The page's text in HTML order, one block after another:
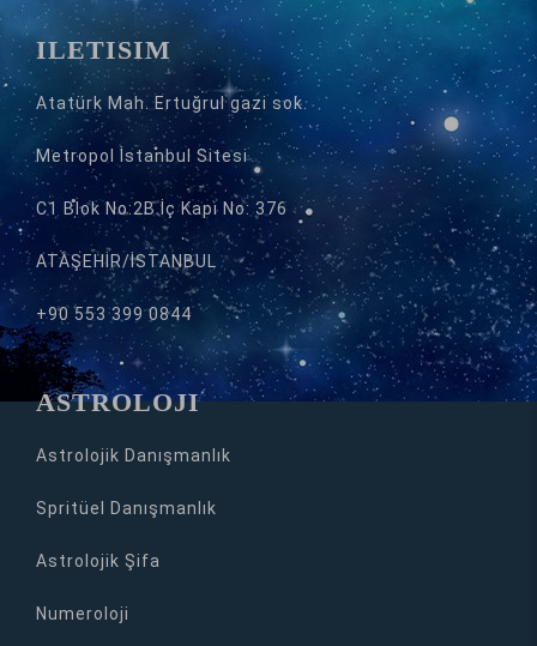
İLETİŞİM
Atatürk Mah. Ertuğrul gazi sok.
Metropol İstanbul Sitesi
C1 Blok No:2B İç Kapı No: 376
ATAŞEHİR/İSTANBUL
+90 553 399 0844
ASTROLOJİ
Astrolojik Danışmanlık
Spritüel Danışmanlık
Astrolojik Şifa
Numeroloji